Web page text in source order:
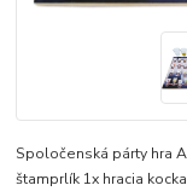
Spoločenská párty hra
štamprlík 1x hracia